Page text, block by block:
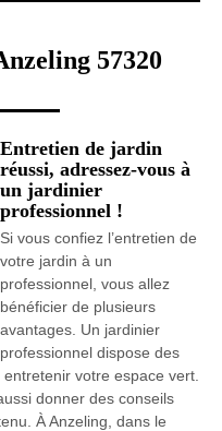
57320
Entretien de jardin
réussi, adressez-vous à
un jardinier
professionnel !
Si vous confiez l’entretien de
votre jardin à un
professionnel, vous allez
bénéficier de plusieurs
avantages. Un jardinier
professionnel dispose des
votre espace vert.
donner des conseils
À Anzeling, dans le